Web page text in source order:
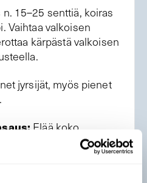
n. 15–25 senttiä, koiras
Vaihtaa valkoisen
kärpästä valkoisen
jyrsijät, myös pienet
Elää koko
ympäristöissä.
viime